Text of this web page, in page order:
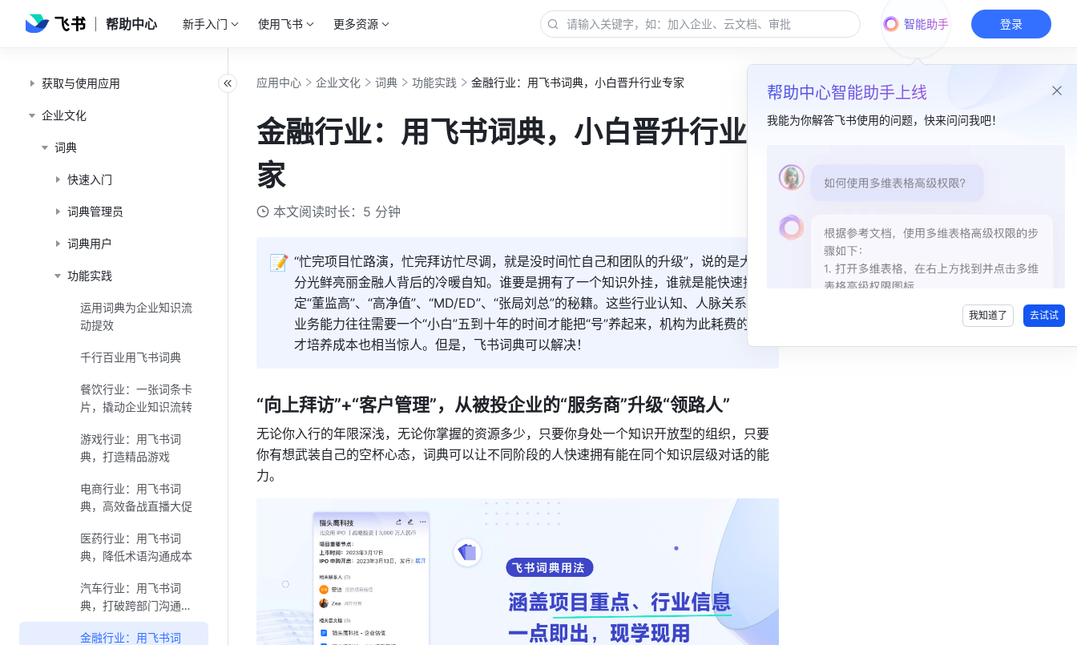
帮助中心 新手入门 使用飞书 更多资源 智能助手
帮助中心智能助手上线
我能为你解答飞书使用的问题，快来问问我吧！
我知道了 去试试
登录
获取与使用应用
企业文化
词典
快速入门
词典管理员
词典用户
功能实践
运用词典为企业知识流
动提效
千行百业用飞书词典
餐饮行业：一张词条卡
片，撬动企业知识流转
游戏行业：用飞书词
典，打造精品游戏
电商行业：用飞书词
典，高效备战直播大促
医药行业：用飞书词
典，降低术语沟通成本
汽车行业：用飞书词
典，打破跨部门沟通壁
垒
金融行业：用飞书词
应用中心 企业文化 词典 功能实践 金融行业：用飞书词典，小白晋升行业专家
金融行业：用飞书词典，小白晋升行业专
家
本文阅读时长：5 分钟
📝 “忙完项目忙路演，忙完拜访忙尽调，就是没时间忙自己和团队的升级”，说的是大部
分光鲜亮丽金融人背后的冷暖自知。谁要是拥有了一个知识外挂，谁就是能快速搞
定“董监高”、“高净值”、“MD/ED”、“张局刘总”的秘籍。这些行业认知、人脉关系、
业务能力往往需要一个“小白”五到十年的时间才能把“号”养起来，机构为此耗费的人
才培养成本也相当惊人。但是，飞书词典可以解决！
“向上拜访”+“客户管理”，从被投企业的“服务商”升级“领路人”
无论你入行的年限深浅，无论你掌握的资源多少，只要你身处一个知识开放型的组织，只要
你有想武装自己的空杯心态，词典可以让不同阶段的人快速拥有能在同个知识层级对话的能
力。
“电子名片”+“业务信息” ，聊天框内随时 get 项目沟通进展​
“金融小白”+“ lead 项目”，领导再也不用担心我的学习了​